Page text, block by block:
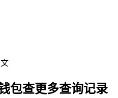
包查更多查询记录